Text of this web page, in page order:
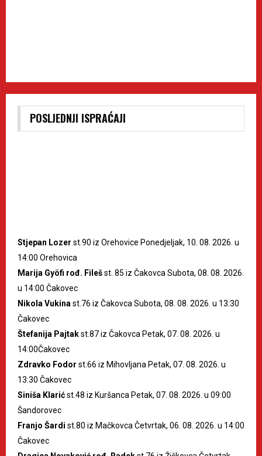
POSLJEDNJI ISPRAĆAJI
Stjepan Lozer st.90 iz Orehovice Ponedjeljak, 10. 08. 2026. u
14:00 Orehovica
Marija Gyöfi rođ. Filešst. 85 iz Čakovca Subota, 08. 08. 2026.
u 14:00 Čakovec
Nikola Vukina st.76 iz Čakovca Subota, 08. 08. 2026. u 13:30
Čakovec
Štefanija Pajtakst.87 iz Čakovca Petak, 07. 08. 2026. u
14:00Čakovec
Zdravko Fodor st.66 iz Mihovljana Petak, 07. 08. 2026. u
13:30 Čakovec
Siniša Klarićst.48 iz Kuršanca Petak, 07. 08. 2026. u 09:00
Šandorovec
Franjo Šardi st.80 iz Mačkovca Četvrtak, 06. 08. 2026. u 14:00
Čakovec